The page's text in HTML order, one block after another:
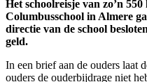
Het schoolreisje van zo’n
Columbusschool in Almere
directie van de school
geld.
In een brief aan de ouders laat
ouders de ouderbijdrage niet